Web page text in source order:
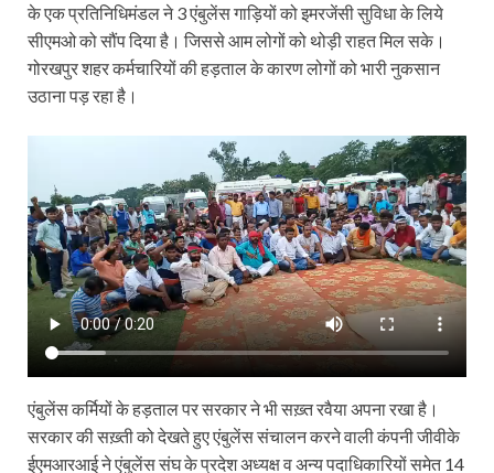
के एक प्रतिनिधिमंडल ने 3 एंबुलेंस गाड़ियों को इमरजेंसी सुविधा के लिये
सीएमओ को सौंप दिया है। जिससे आम लोगों को थोड़ी राहत मिल सके।
गोरखपुर शहर कर्मचारियों की हड़ताल के कारण लोगों को भारी नुकसान
उठाना पड़ रहा है।
एंबुलेंस कर्मियों के हड़ताल पर सरकार ने भी सख़्त रवैया अपना रखा है।
सरकार की सख़्ती को देखते हुए एंबुलेंस संचालन करने वाली कंपनी जीवीके
ईएमआरआई ने एंबुलेंस संघ के प्रदेश अध्यक्ष व अन्य पदाधिकारियों समेत 14